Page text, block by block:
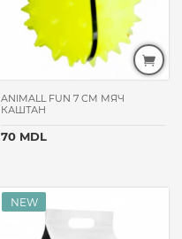
ANIMALL FUN 7 CM МЯЧ
КАШТАН
70 MDL